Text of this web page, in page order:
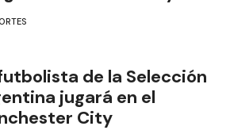
de la Selección
jugará en el
City